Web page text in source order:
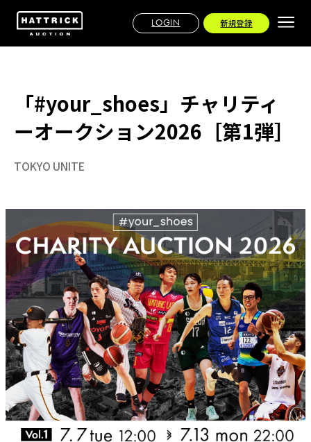
LOGIN 新規登録
「#your_shoes」チャリティ
ーオークション2026［第1弾］
TOKYO UNITE